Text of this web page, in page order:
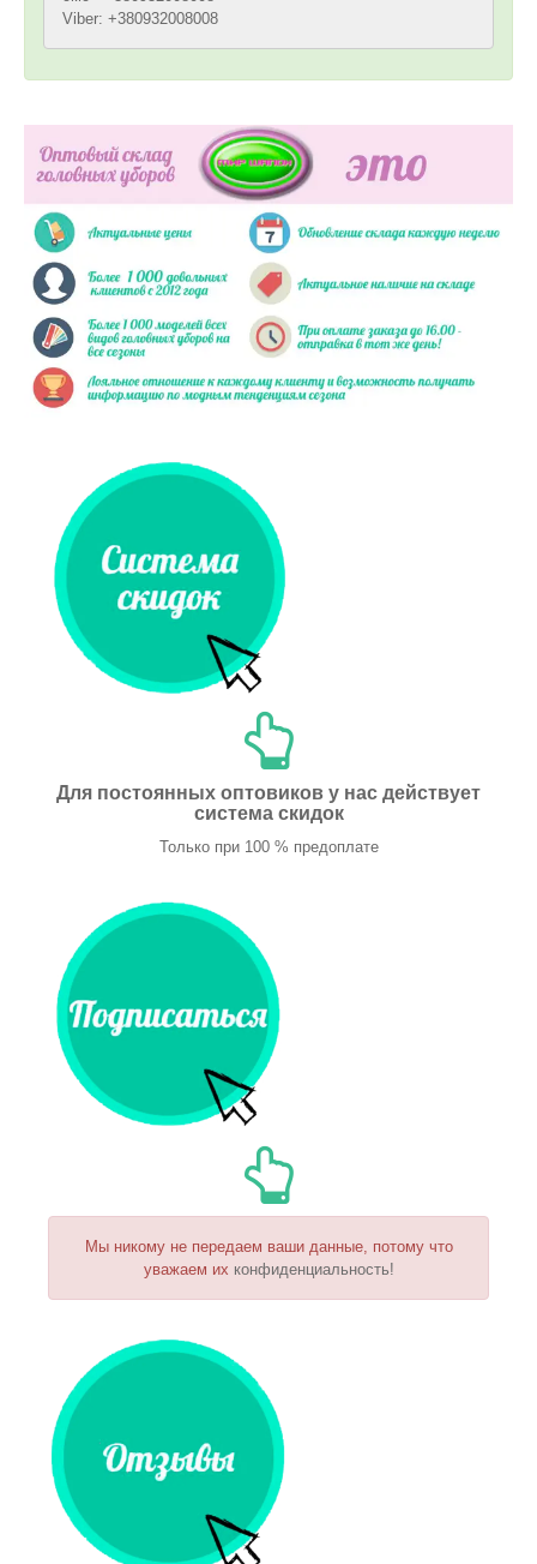
Viber: +380932008008
Для постоянных оптовиков у нас действует
система скидок
Только при 100 % предоплате
Мы никому не передаем ваши данные, потому что
уважаем их конфиденциальность!